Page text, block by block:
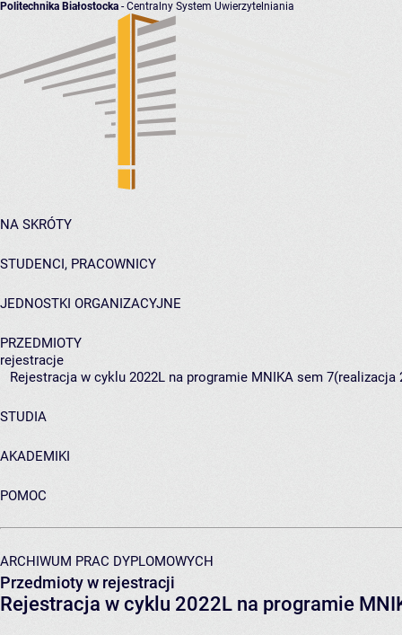
Politechnika Białostocka - Centralny System Uwierzytelniania
NA SKRÓTY
STUDENCI, PRACOWNICY
JEDNOSTKI ORGANIZACYJNE
PRZEDMIOTY
rejestracje
Rejestracja w cyklu 2022L na programie MNIKA sem 7(realizacja
STUDIA
AKADEMIKI
POMOC
ARCHIWUM PRAC DYPLOMOWYCH
Przedmioty w rejestracji
Rejestracja w cyklu 2022L na programie